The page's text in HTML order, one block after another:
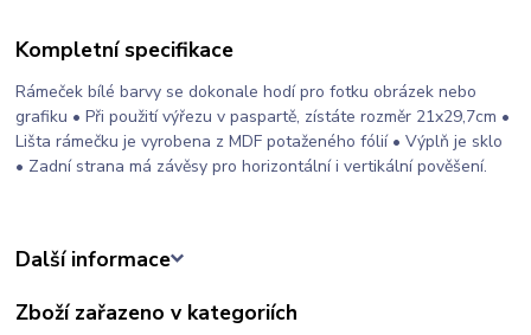
Kompletní specifikace
Rámeček bílé barvy se dokonale hodí pro fotku obrázek nebo
grafiku • Při použití výřezu v paspartě, zístáte rozměr 21x29,7cm •
Lišta rámečku je vyrobena z MDF potaženého fólií • Výplň je sklo
• Zadní strana má závěsy pro horizontální i vertikální pověšení.
Další informace
Zboží zařazeno v kategoriích